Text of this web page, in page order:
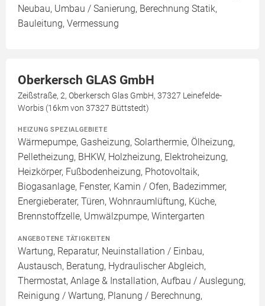
Neubau, Umbau / Sanierung, Berechnung Statik,
Bauleitung, Vermessung
Oberkersch GLAS GmbH
Zeißstraße, 2, Oberkersch Glas GmbH, 37327 Leinefelde-
Worbis (16km von 37327 Büttstedt)
HEIZUNG SPEZIALGEBIETE
Wärmepumpe, Gasheizung, Solarthermie, Ölheizung,
Pelletheizung, BHKW, Holzheizung, Elektroheizung,
Heizkörper, Fußbodenheizung, Photovoltaik,
Biogasanlage, Fenster, Kamin / Ofen, Badezimmer,
Energieberater, Türen, Wohnraumlüftung, Küche,
Brennstoffzelle, Umwälzpumpe, Wintergarten
ANGEBOTENE TÄTIGKEITEN
Wartung, Reparatur, Neuinstallation / Einbau,
Austausch, Beratung, Hydraulischer Abgleich,
Thermostat, Anlage & Installation, Aufbau / Auslegung,
Reinigung / Wartung, Planung / Berechnung,